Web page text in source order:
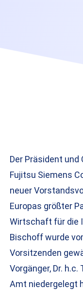
Der Präsident und
Fujitsu Siemens
neuer
Europas größter
Wirtschaft für die
Bischoff wurde
Vorsitzenden
Vorgänger, Dr.
Amt niedergelegt